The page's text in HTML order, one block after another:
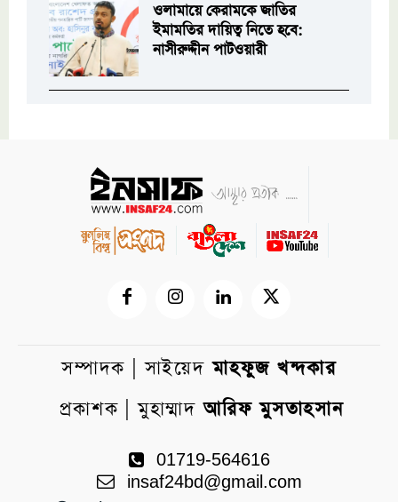
ওলামায়ে কেরামকে জাতির
ইমামতির দায়িত্ব নিতে হবে:
নাসীরুদ্দীন পাটওয়ারী
সম্পাদক | সাইয়েদমাহফুজ খন্দকার
প্রকাশক | মুহাম্মাদআরিফ মুসতাহসান
01719-564616
insaf24bd@gmail.com